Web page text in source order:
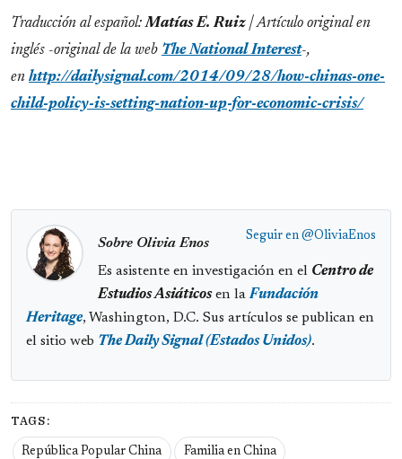
Traducción al español:Matías E. Ruiz | Artículo original en
inglés -original de la web The National Interest-,
en http://dailysignal.com/2014/09/28/how-chinas-one-
child-policy-is-setting-nation-up-for-economic-crisis/
Seguir en @OliviaEnos
Sobre Olivia Enos
Es asistente en investigación en el Centro de
Estudios Asiáticosen laFundación
Heritage, Washington, D.C. Sus artículos se publican en
el sitio web The Daily Signal (Estados Unidos).
TAGS:
República Popular China Familia en China